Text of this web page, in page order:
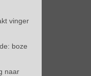
vinger
boze
naar